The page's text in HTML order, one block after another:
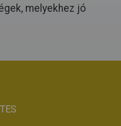
melyekhez jó